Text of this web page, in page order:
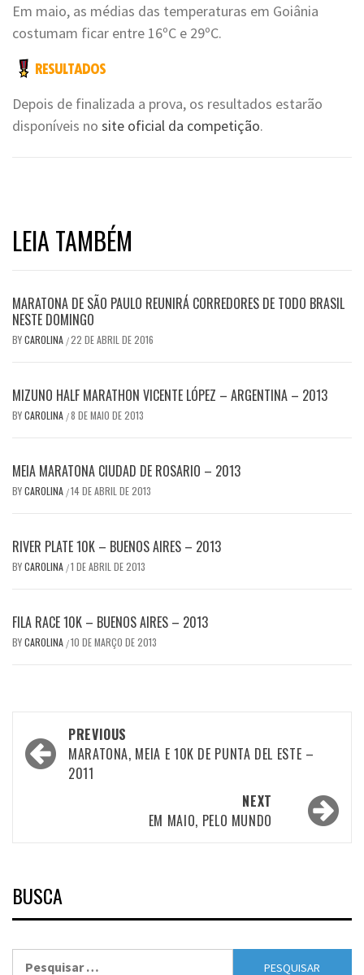
Em maio, as médias das temperaturas em Goiânia
costumam ficar entre 16ºC e 29ºC.
Depois de finalizada a prova, os resultados estarão
disponíveis no site oficial da competição.
LEIA TAMBÉM
MARATONA DE SÃO PAULO REUNIRÁ CORREDORES DE TODO BRASIL
NESTE DOMINGO
BYCAROLINA /22 DE ABRIL DE 2016
MIZUNO HALF MARATHON VICENTE LÓPEZ – ARGENTINA – 2013
BYCAROLINA /8 DE MAIO DE 2013
MEIA MARATONA CIUDAD DE ROSARIO – 2013
BYCAROLINA /14 DE ABRIL DE 2013
RIVER PLATE 10K – BUENOS AIRES – 2013
BYCAROLINA /1 DE ABRIL DE 2013
FILA RACE 10K – BUENOS AIRES – 2013
BYCAROLINA /10 DE MARÇO DE 2013
Post
navigation
PREVIOUS
MARATONA, MEIA E 10K DE PUNTA DEL ESTE –
2011
NEXT
EM MAIO, PELO MUNDO
BUSCA